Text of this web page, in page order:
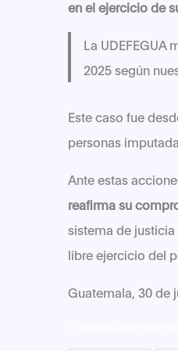
en el ejercicio de
La
2025 según
Este caso fue
personas
Ante estas
reafirma su
sistema de
libre ejercicio del
Guatemala, 30 de